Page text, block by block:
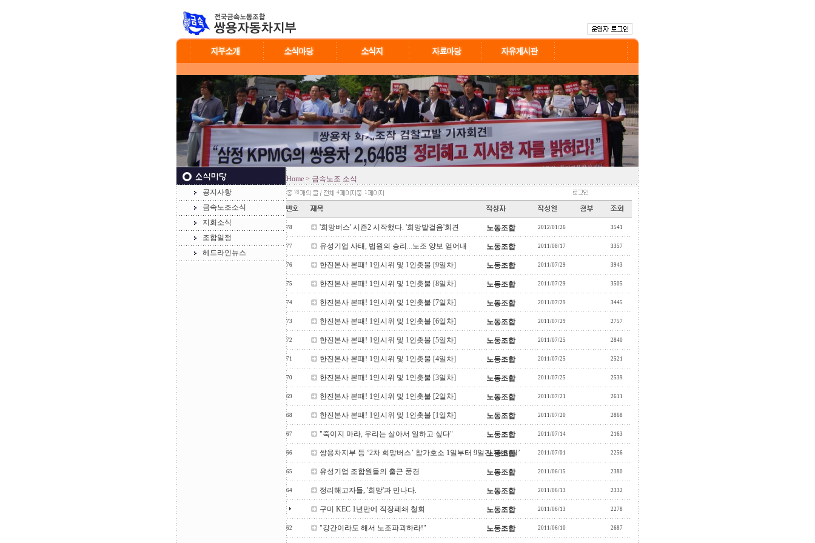
공지사항
금속노조소식
지회소식
조합일정
헤드라인뉴스
Home > 금속노조 소식
78 4 1
78 '희망버스' 시즌2 시작했다. '희망발걸음'회견 노동조합 2012/01/26 3541
77 유성기업 사태, 법원의 승리...노조 양보 얻어내 노동조합 2011/08/17 3357
76 한진본사 본때! 1인시위 및 1인촛불 [9일차] 노동조합 2011/07/29 3943
75 한진본사 본때! 1인시위 및 1인촛불 [8일차] 노동조합 2011/07/29 3505
74 한진본사 본때! 1인시위 및 1인촛불 [7일차] 노동조합 2011/07/29 3445
73 한진본사 본때! 1인시위 및 1인촛불 [6일차] 노동조합 2011/07/29 2757
72 한진본사 본때! 1인시위 및 1인촛불 [5일차] 노동조합 2011/07/25 2840
71 한진본사 본때! 1인시위 및 1인촛불 [4일차] 노동조합 2011/07/25 2521
70 한진본사 본때! 1인시위 및 1인촛불 [3일차] 노동조합 2011/07/25 2539
69 한진본사 본때! 1인시위 및 1인촛불 [2일차] 노동조합 2011/07/21 2611
68 한진본사 본때! 1인시위 및 1인촛불 [1일차] 노동조합 2011/07/20 2868
67 "죽이지 마라, 우리는 살아서 일하고 싶다" 노동조합 2011/07/14 2163
66 쌍용차지부 등 ‘2차 희망버스’ 참가호소 1일부터 9일간 ‘천리길’
노동조합 2011/07/01 2256
65 유성기업 조합원들의 출근 풍경 노동조합 2011/06/15 2380
64 정리해고자들, '희망'과 만나다. 노동조합 2011/06/13 2332
구미 KEC 1년만에 직장폐쇄 철회 노동조합 2011/06/13 2278
62 "강간이라도 해서 노조파괴하라!" 노동조합 2011/06/10 2687